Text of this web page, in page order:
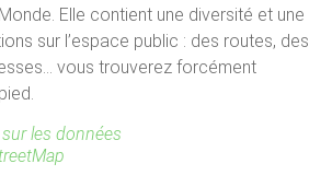
Elle contient une diversité et une
sur l’espace public : des routes, des
vous trouverez forcément
les données